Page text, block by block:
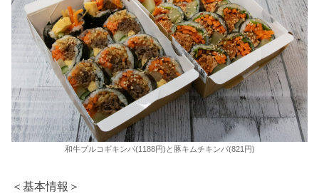
和牛プルコギキンパ(1188円)と豚キムチキンパ(821円)
＜基本情報＞